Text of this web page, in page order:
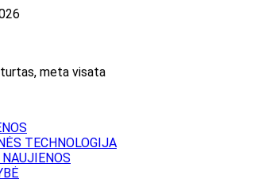
meta visata
TECHNOLOGIJA